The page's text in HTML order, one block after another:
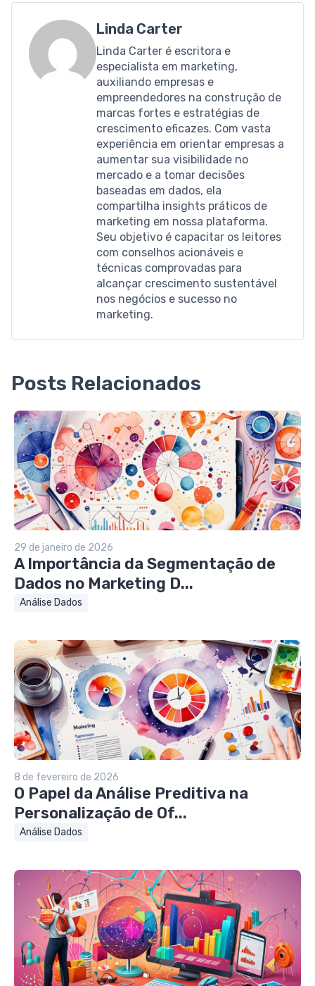
Linda Carter
Linda Carter é escritora e
especialista em marketing,
auxiliando empresas e
empreendedores na construção de
marcas fortes e estratégias de
crescimento eficazes. Com vasta
experiência em orientar empresas a
aumentar sua visibilidade no
mercado e a tomar decisões
baseadas em dados, ela
compartilha insights práticos de
marketing em nossa plataforma.
Seu objetivo é capacitar os leitores
com conselhos acionáveis ​​e
técnicas comprovadas para
alcançar crescimento sustentável
nos negócios e sucesso no
marketing.
Posts Relacionados
29 de janeiro de 2026
A Importância da Segmentação de
Dados no Marketing D...
Análise Dados
8 de fevereiro de 2026
O Papel da Análise Preditiva na
Personalização de Of...
Análise Dados